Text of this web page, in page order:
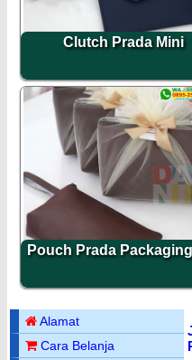
Clutch Prada Mini
Pouch Prada
Alamat
Cara Belanja